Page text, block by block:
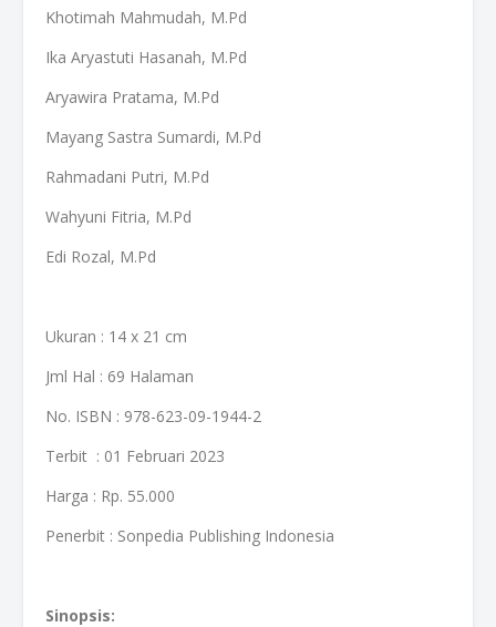
Khotimah Mahmudah, M.Pd
Ika Aryastuti Hasanah, M.Pd
Aryawira Pratama, M.Pd
Mayang Sastra Sumardi, M.Pd
Rahmadani Putri, M.Pd
Wahyuni Fitria, M.Pd
Edi Rozal, M.Pd
Ukuran : 14 x 21 cm
Jml Hal : 69 Halaman
No. ISBN : 978-623-09-1944-2
Terbit : 01 Februari 2023
Harga : Rp. 55.000
Penerbit : Sonpedia Publishing Indonesia
Sinopsis: